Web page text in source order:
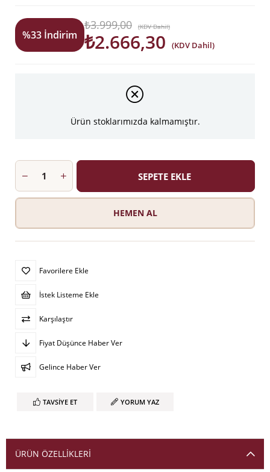
%33 İndirim
₺3.999,00 (KDV Dahil)
₺2.666,30 (KDV Dahil)
Ürün stoklarımızda kalmamıştır.
Favorilere Ekle
İstek Listeme Ekle
Karşılaştır
Fiyat Düşünce Haber Ver
Gelince Haber Ver
TAVSIYE ET YORUM YAZ
ÜRÜN ÖZELLIKLERI